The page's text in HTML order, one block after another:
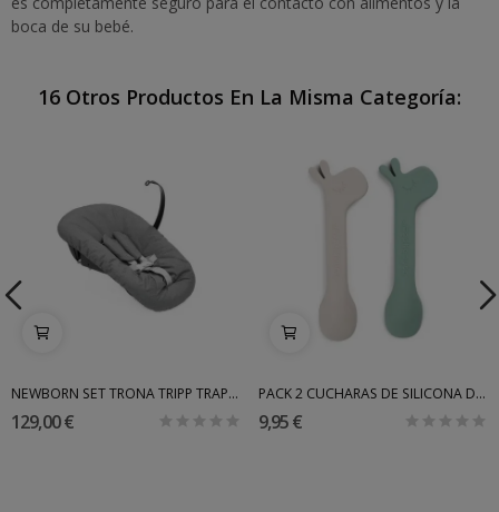
boca de su bebé.
16 Otros Productos En La Misma Categoría:
NEWBORN SET TRONA TRIPP TRAPP - HAMACA
129,00 €
PACK 2 CUCHARAS DE SILICONA DE DONE BY DEER
9,95 €